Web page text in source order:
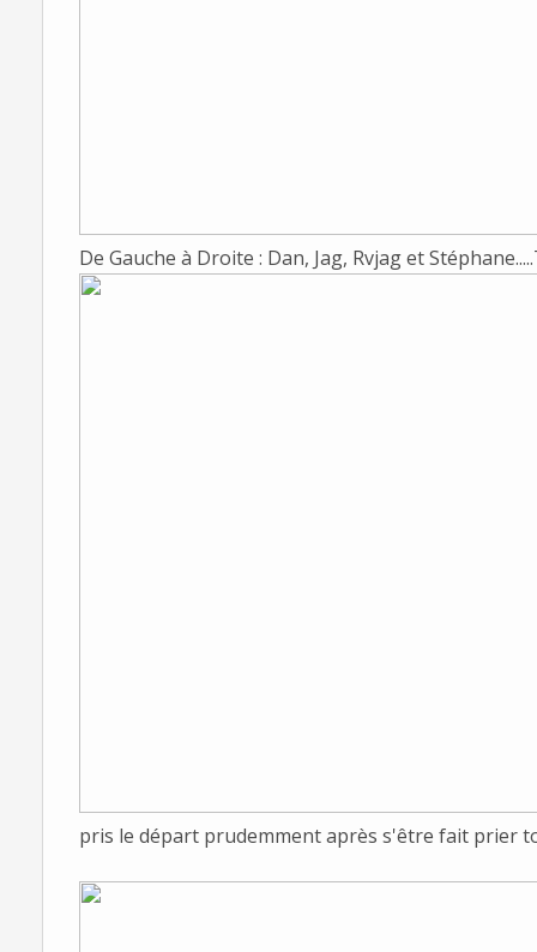
De Gauche à Droite : Dan, Jag, Rvjag et
pris le départ prudemment après s'être fait prier